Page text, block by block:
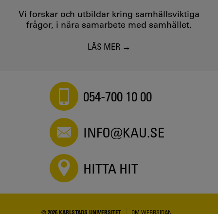
Vi forskar och utbildar kring samhällsviktiga
frågor, i nära samarbete med samhället.
LÄS MER
054-700 10 00
INFO@KAU.SE
HITTA HIT
© 2026 KARLSTADS UNIVERSITET OM WEBBSIDAN